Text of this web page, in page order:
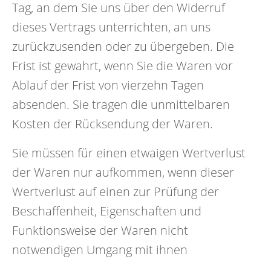
Tag, an dem Sie uns über den Widerruf
dieses Vertrags unterrichten, an uns
zurückzusenden oder zu übergeben. Die
Frist ist gewahrt, wenn Sie die Waren vor
Ablauf der Frist von vierzehn Tagen
absenden. Sie tragen die unmittelbaren
Kosten der Rücksendung der Waren.
Sie müssen für einen etwaigen Wertverlust
der Waren nur aufkommen, wenn dieser
Wertverlust auf einen zur Prüfung der
Beschaffenheit, Eigenschaften und
Funktionsweise der Waren nicht
notwendigen Umgang mit ihnen